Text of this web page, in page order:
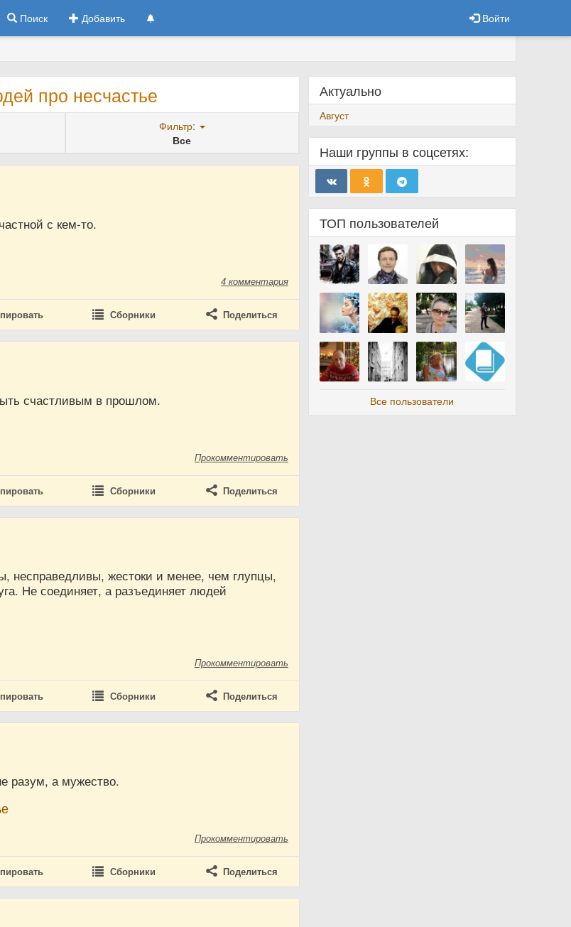
Поиск Добавить Войти
про несчастье
Фильтр:
Все
с кем-то.
4 комментария
Сборники Поделиться
счастливым в прошлом.
Прокомментировать
Сборники Поделиться
несправедливы, жестоки и менее, чем глупцы,
Не соединяет, а разъединяет людей
Прокомментировать
Сборники Поделиться
разум, а мужество.
Прокомментировать
Сборники Поделиться
Актуально
Август
Наши группы в соцсетях:
ТОП пользователей
Все пользователи